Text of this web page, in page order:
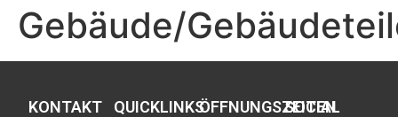
Gebäude/
KONTAKT QUICKLINKSÖFFNUNGSZEITEN
SOCIAL